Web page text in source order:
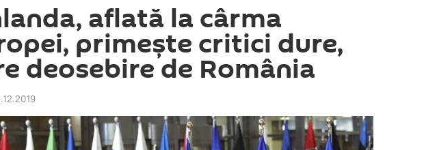
aflată la cârma
primește critici dure,
deosebire de România